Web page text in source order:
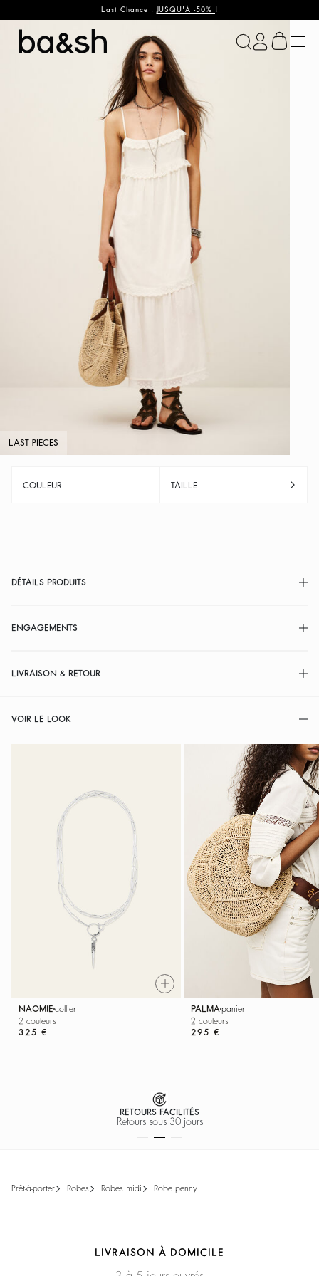
Last Chance :JUSQU'À -50% !
ba&sh
LAST PIECES
COULEUR TAILLE
DÉTAILS PRODUITS
ENGAGEMENTS
LIVRAISON & RETOUR
VOIR LE LOOK
NAOMIE collier
2 couleurs
325 €
PALMApanier
2 couleurs
295 €
RETOURS FACILITÉS
Retours sous 30 jours
prêt-à-porter robes robes midi robe penny
LIVRAISON À DOMICILE